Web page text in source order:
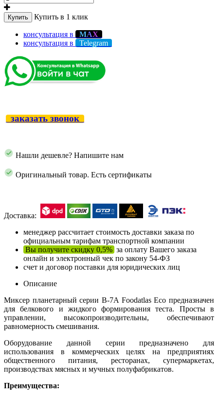
Купить Купить в 1 клик
консультация в МАХ
консультация в Telegram
заказать звонок
Нашли дешевле? Напишите нам
Оригинальный товар. Есть сертификаты
Доставка:
менеджер рассчитает стоимость доставки заказа по
официальным тарифам транспортной компании
Вы получите скидку 0,5% за оплату Вашего заказа
онлайн и электронный чек по закону 54-ФЗ
счет и договор поставки для юридических лиц
Описание
Миксер планетарный серии В-7A Foodatlas Eco предназначен
для белкового и жидкого формирования теста. Просты в
управлении, высокопроизводительны, обеспечивают
равномерность смешивания.
Оборудование данной серии предназначено для
использования в коммерческих целях на предприятиях
общественного питания, ресторанах, супермаркетах,
производствах мясных и мучных полуфабрикатов.
Преимущества: